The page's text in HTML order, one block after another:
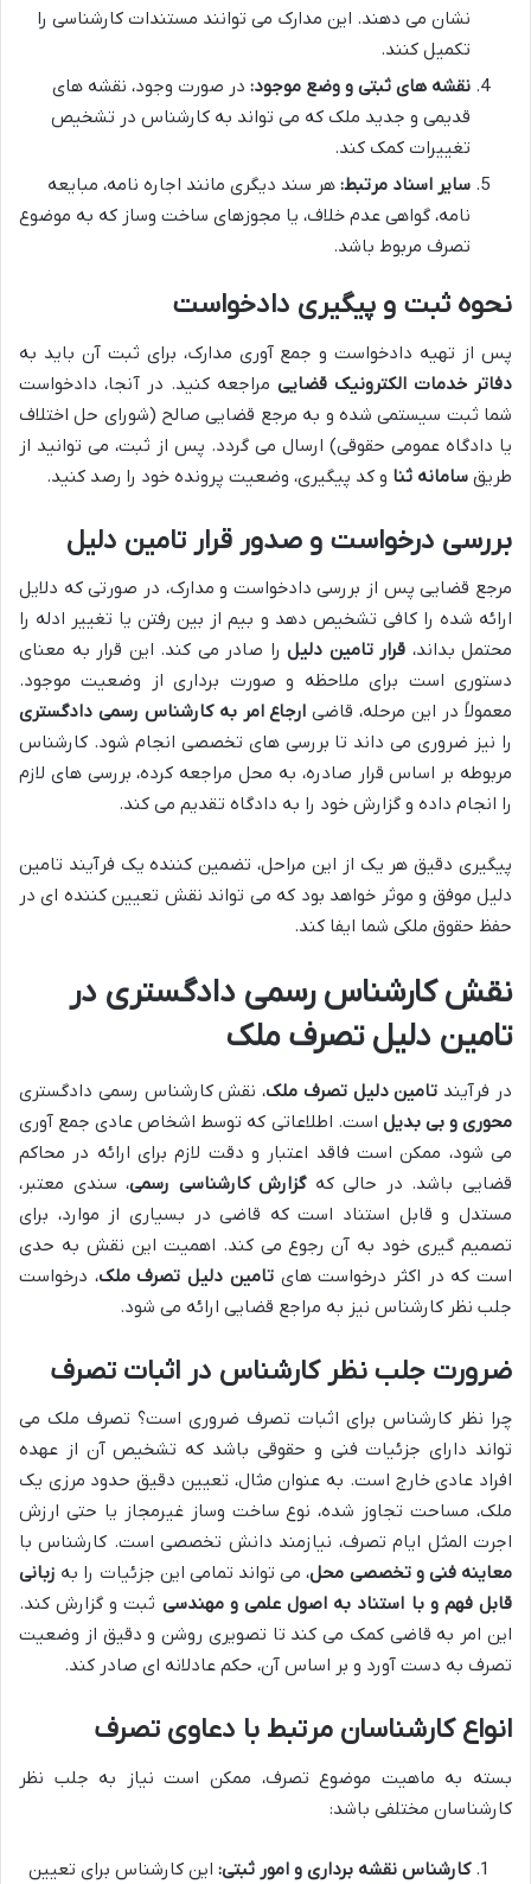
نشان می دهند. این مدارک می توانند مستندات کارشناسی را
تکمیل کنند.
نقشه های ثبتی و وضع موجود: در صورت وجود، نقشه های
قدیمی و جدید ملک که می تواند به کارشناس در تشخیص
تغییرات کمک کند.
سایر اسناد مرتبط: هر سند دیگری مانند اجاره نامه، مبایعه
نامه، گواهی عدم خلاف، یا مجوزهای ساخت وساز که به موضوع
تصرف مربوط باشد.
نحوه ثبت و پیگیری دادخواست
پس از تهیه دادخواست و جمع آوری مدارک، برای ثبت آن باید به
دفاتر خدمات الکترونیک قضایی مراجعه کنید. در آنجا، دادخواست
شما ثبت سیستمی شده و به مرجع قضایی صالح (شورای حل اختلاف
یا دادگاه عمومی حقوقی) ارسال می گردد. پس از ثبت، می توانید از
طریق سامانه ثنا و کد پیگیری، وضعیت پرونده خود را رصد کنید.
بررسی درخواست و صدور قرار تامین دلیل
مرجع قضایی پس از بررسی دادخواست و مدارک، در صورتی که دلایل
ارائه شده را کافی تشخیص دهد و بیم از بین رفتن یا تغییر ادله را
محتمل بداند، قرار تامین دلیل را صادر می کند. این قرار به معنای
دستوری است برای ملاحظه و صورت برداری از وضعیت موجود.
معمولاً در این مرحله، قاضی ارجاع امر به کارشناس رسمی دادگستری
را نیز ضروری می داند تا بررسی های تخصصی انجام شود. کارشناس
مربوطه بر اساس قرار صادره، به محل مراجعه کرده، بررسی های لازم
را انجام داده و گزارش خود را به دادگاه تقدیم می کند.
پیگیری دقیق هر یک از این مراحل، تضمین کننده یک فرآیند تامین
دلیل موفق و موثر خواهد بود که می تواند نقش تعیین کننده ای در
حفظ حقوق ملکی شما ایفا کند.
نقش کارشناس رسمی دادگستری در
تامین دلیل تصرف ملک
در فرآیند تامین دلیل تصرف ملک، نقش کارشناس رسمی دادگستری
محوری و بی بدیل است. اطلاعاتی که توسط اشخاص عادی جمع آوری
می شود، ممکن است فاقد اعتبار و دقت لازم برای ارائه در محاکم
قضایی باشد. در حالی کهگزارش کارشناسی رسمی، سندی معتبر،
مستدل و قابل استناد است که قاضی در بسیاری از موارد، برای
تصمیم گیری خود به آن رجوع می کند. اهمیت این نقش به حدی
است که در اکثر درخواست هایتامین دلیل تصرف ملک، درخواست
جلب نظر کارشناس نیز به مراجع قضایی ارائه می شود.
ضرورت جلب نظر کارشناس در اثبات تصرف
چرا نظر کارشناس برای اثبات تصرف ضروری است؟ تصرف ملک می
تواند دارای جزئیات فنی و حقوقی باشد که تشخیص آن از عهده
افراد عادی خارج است. به عنوان مثال، تعیین دقیق حدود مرزی یک
ملک، مساحت تجاوز شده، نوع ساخت وساز غیرمجاز یا حتی ارزش
اجرت المثل ایام تصرف، نیازمند دانش تخصصی است. کارشناس با
معاینه فنی و تخصصی محل، می تواند تمامی این جزئیات را به زبانی
قابل فهم و با استناد به اصول علمی و مهندسی ثبت و گزارش کند.
این امر به قاضی کمک می کند تا تصویری روشن و دقیق از وضعیت
تصرف به دست آورد و بر اساس آن، حکم عادلانه ای صادر کند.
انواع کارشناسان مرتبط با دعاوی تصرف
بسته به ماهیت موضوع تصرف، ممکن است نیاز به جلب نظر
کارشناسان مختلفی باشد:
کارشناس نقشه برداری و امور ثبتی: این کارشناس برای تعیین